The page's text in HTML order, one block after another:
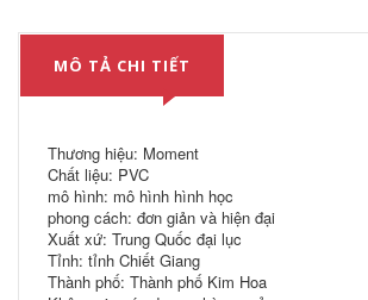
MÔ TẢ CHI TIẾT
Thương hiệu: Moment
Chất liệu: PVC
mô hình: mô hình hình học
phong cách: đơn giản và hiện đại
Xuất xứ: Trung Quốc đại lục
Tỉnh: tỉnh Chiết Giang
Thành phố: Thành phố Kim Hoa